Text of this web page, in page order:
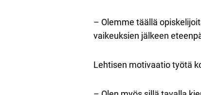
– Olemme täällä
vaikeuksien jälkeen
Lehtisen motivaatio työtä